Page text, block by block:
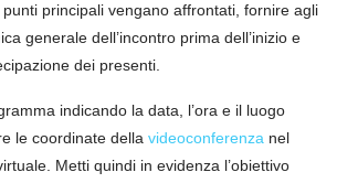
principali vengano affrontati, fornire agli
generale dell’incontro prima dell’inizio e
dei presenti.
indicando la data, l’ora e il luogo
le coordinate della videoconferenza nel
Metti quindi in evidenza l’obiettivo